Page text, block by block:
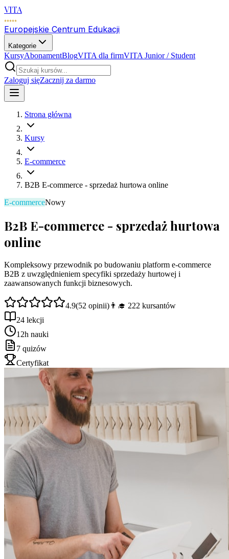
VITA
Europejskie Centrum Edukacji
Kategorie
KursyAbonamentBlogVITA dla firmVITA Junior / Student
Zaloguj sięZacznij za darmo
Strona główna
Kursy
E-commerce
B2B E-commerce - sprzedaż hurtowa online
E-commerceNowy
B2B E-commerce - sprzedaż hurtowa
online
Kompleksowy przewodnik po budowaniu platform e-commerce
B2B z uwzględnieniem specyfiki sprzedaży hurtowej i
zaawansowanych funkcji biznesowych.
4.9(52 opinii) 👨‍🎓 222 kursantów
24 lekcji
12h nauki
7 quizów
Certyfikat